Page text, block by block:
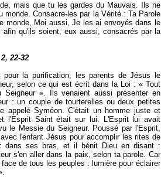
mais que tu les gardes du Mauvais. Ils ne
Consacre-les par la Vérité : Ta Parole
monde, Moi aussi, Je les ai envoyés dans le
qu'ils soient, eux aussi, consacrés par la
22-32
la purification, les parents de Jésus le
selon ce qui est écrit dans la Loi : « Tout
Seigneur ». Ils venaient aussi présenter en
: un couple de tourterelles ou deux petites
appelé Syméon. C'était un homme juste et
l'Esprit Saint était sur lui. L'Esprit lui avait
le Messie du Seigneur. Poussé par l'Esprit,
l'enfant Jésus pour accomplir les rites de
dans ses bras, et il bénit Dieu en disant :
s'en aller dans la paix, selon ta parole. Car
de tous les peuples : lumière pour éclairer